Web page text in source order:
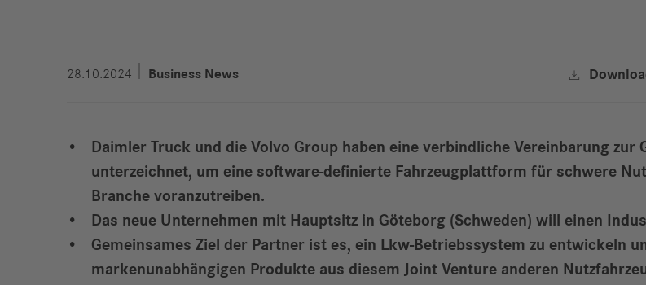
28.10.2024 Business News 
Daimler Truck und die Volvo Group haben eine verbindliche Vereinbarung zur
unterzeichnet, um eine software-definierte Fahrzeugplattform für schwere
Branche voranzutreiben.
Das neue Unternehmen mit Hauptsitz in Göteborg (Schweden) will einen
Gemeinsames Ziel der Partner ist es, ein Lkw-Betriebssystem zu entwickeln
markenunabhängigen Produkte aus diesem Joint Venture anderen